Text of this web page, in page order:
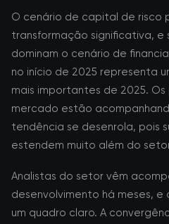
O cenário de capital de risco
transformação significativa,
dominam o cenário de
no início de 2025 representa
mais importantes de 2025.
mercado estão
tendência se desenrola, pois
estendem muito além do
Analistas do setor vêm
desenvolvimento há meses,
um quadro claro. A